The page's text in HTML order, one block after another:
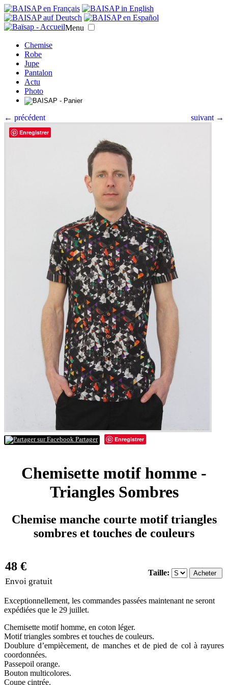
Menu
Chemise
Robe
Jupe
Pantalon
Actu
Photo
suivant →
← précédent
Partager Enregistrer
Chemisette motif homme -
Triangles Sombres
Chemise manche courte motif triangles
sombres et touches de couleurs
48 €
Envoi gratuit
Taille:
Exceptionnellement, les commandes passées maintenant ne seront
expédiées que le 29 juillet.
Chemisette motif homme, en coton léger.
Motif triangles sombres et touches de couleurs.
Doublure d’empiècement, de manches et de pied de col à rayures
coordonnées.
Passepoil orange.
Bouton multicolores.
Coupe cintrée.
Enregistrer